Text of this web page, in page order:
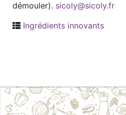
démouler). sicoly@sicoly.fr
Ingrédients innovants